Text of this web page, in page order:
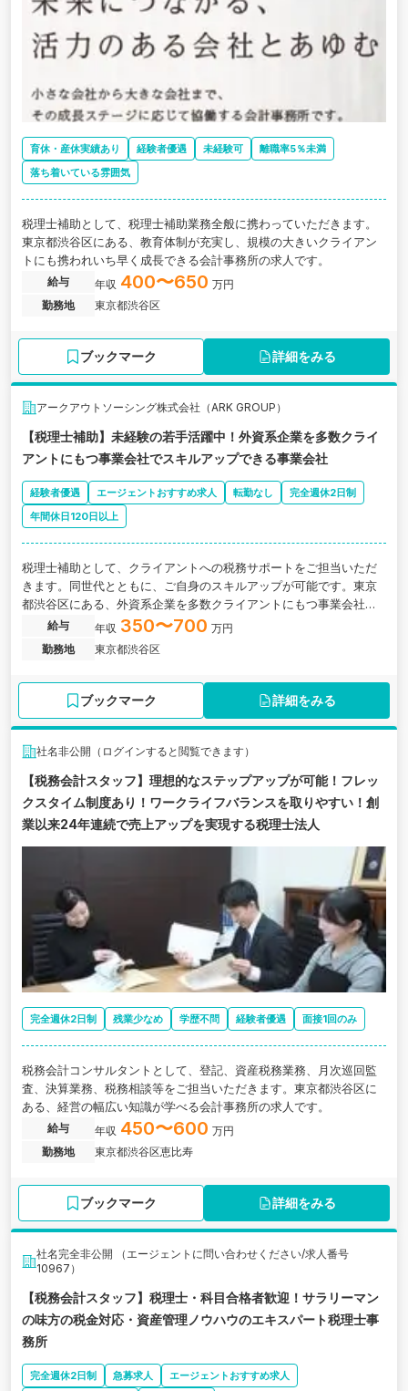
育休・産休実績あり 経験者優遇 未経験可
離職率5％未満
落ち着いている雰囲気
税理士補助として、税理士補助業務全般に携わっていただきます。
東京都渋谷区にある、教育体制が充実し、規模の大きいクライアン
トにも携われいち早く成長できる会計事務所の求人です。
給与 年収 400〜650 万円
勤務地
東京都渋谷区
ブックマーク 詳細をみる
アークアウトソーシング株式会社（ARK GROUP）
【税理士補助】未経験の若手活躍中！外資系企業を多数クライ
アントにもつ事業会社でスキルアップできる事業会社
経験者優遇 エージェントおすすめ求人 転勤なし
完全週休2日制
年間休日120日以上
税理士補助として、クライアントへの税務サポートをご担当いただ
きます。同世代とともに、ご自身のスキルアップが可能です。東京
都渋谷区にある、外資系企業を多数クライアントにもつ事業会社の
求人です。
給与 年収 350〜700 万円
勤務地
東京都渋谷区
ブックマーク 詳細をみる
社名非公開（ログインすると閲覧できます）
【税務会計スタッフ】理想的なステップアップが可能！フレッ
クスタイム制度あり！ワークライフバランスを取りやすい！創
業以来24年連続で売上アップを実現する税理士法人
完全週休2日制 残業少なめ 学歴不問 経験者優遇 面接1回のみ
税務会計コンサルタントとして、登記、資産税務業務、月次巡回監
査、決算業務、税務相談等をご担当いただきます。東京都渋谷区に
ある、経営の幅広い知識が学べる会計事務所の求人です。
給与 年収 450〜600 万円
勤務地
東京都渋谷区恵比寿
ブックマーク 詳細をみる
社名完全非公開 （エージェントに問い合わせください/求人番号
10967）
【税務会計スタッフ】税理士・科目合格者歓迎！サラリーマン
の味方の税金対応・資産管理ノウハウのエキスパート税理士事
務所
完全週休2日制 急募求人
エージェントおすすめ求人